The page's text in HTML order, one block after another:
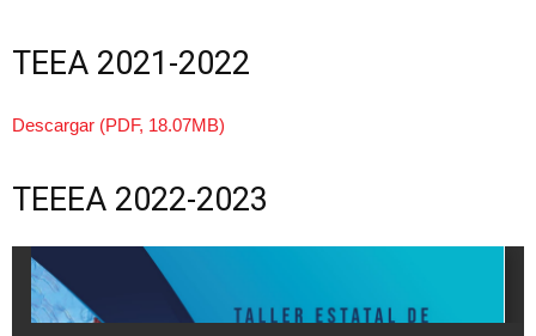
TEEA 2021-2022
Descargar (PDF, 18.07MB)
TEEEA 2022-2023